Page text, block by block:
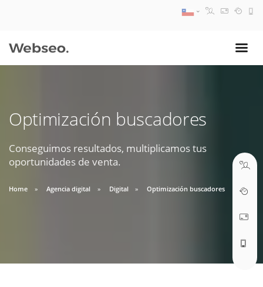
Optimización buscadores
Conseguimos resultados, multiplicamos tus
oportunidades de venta.
Home Agencia digital Digital Optimización buscadores
09:30 AM A 18:30 PM
soporte@webseo.cl